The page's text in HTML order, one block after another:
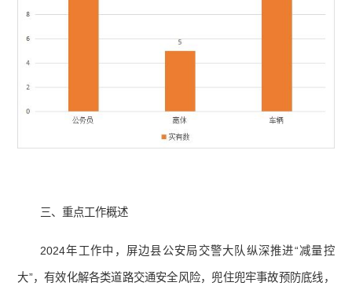
三、重点工作概述
2024年工作中，屏边县公安局交警大队纵深推进“减量控
大”，有效化解各类道路交通安全风险，兜住兜牢事故预防底线，